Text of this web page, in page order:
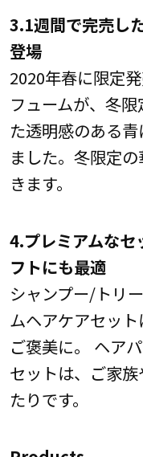
3.1週間で完売し
登場
2020年春に限定
フュームが、冬
た透明感のある
ました。冬限定
きます。
4.プレミアムなセ
フトにも最適
シャンプー/トリ
ムヘアケアセッ
ご褒美に。 ヘア
セットは、ご家
たりです。